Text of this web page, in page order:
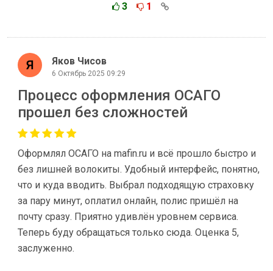
3 1
Яков Чисов
6 Октябрь 2025 09:29
Процесс оформления ОСАГО
прошел без сложностей
Оформлял ОСАГО на mafin.ru и всё прошло быстро и
без лишней волокиты. Удобный интерфейс, понятно,
что и куда вводить. Выбрал подходящую страховку
за пару минут, оплатил онлайн, полис пришёл на
почту сразу. Приятно удивлён уровнем сервиса.
Теперь буду обращаться только сюда. Оценка 5,
заслуженно.